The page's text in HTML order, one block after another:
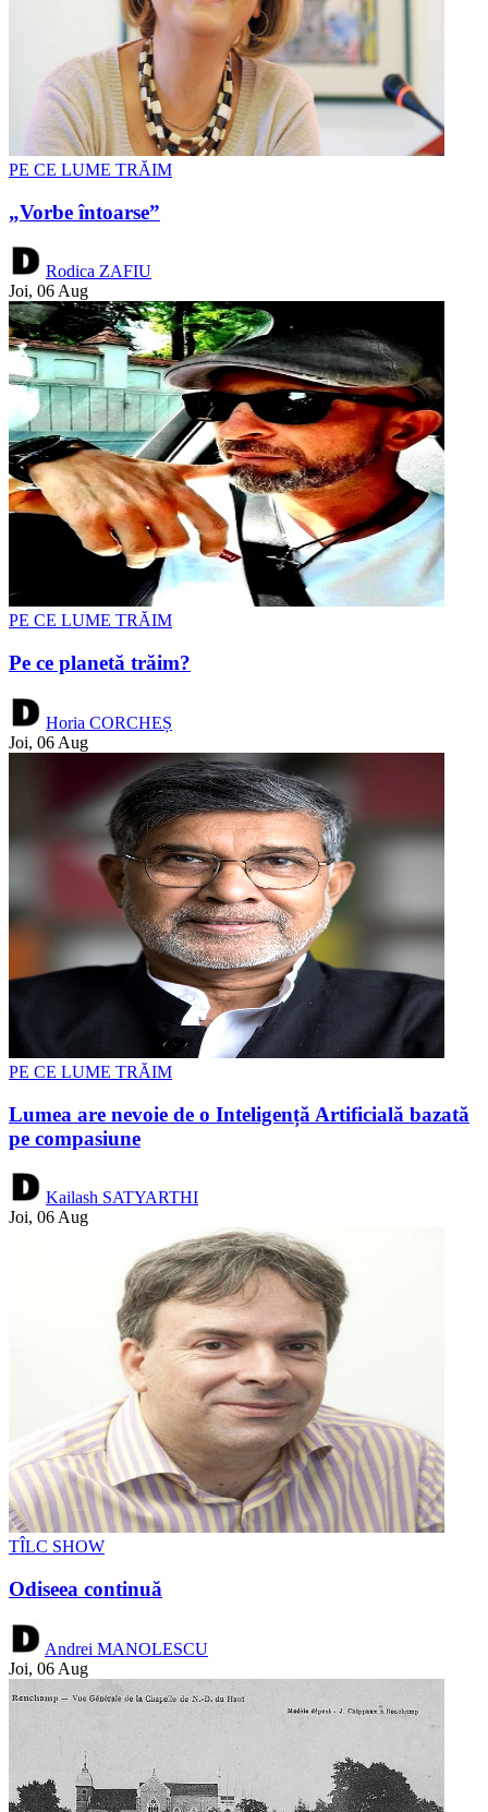
PE CE LUME TRĂIM
„Vorbe întoarse”
Rodica ZAFIU
Joi, 06 Aug
PE CE LUME TRĂIM
Pe ce planetă trăim?
Horia CORCHEȘ
Joi, 06 Aug
PE CE LUME TRĂIM
Lumea are nevoie de o Inteligență Artificială bazată
pe compasiune
Kailash SATYARTHI
Joi, 06 Aug
TÎLC SHOW
Odiseea continuă
Andrei MANOLESCU
Joi, 06 Aug